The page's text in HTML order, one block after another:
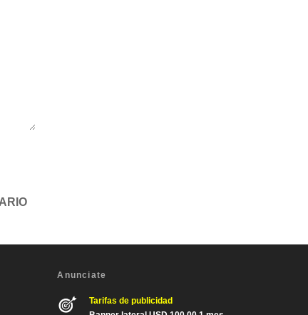
Anunciate
Tarifas de publicidad